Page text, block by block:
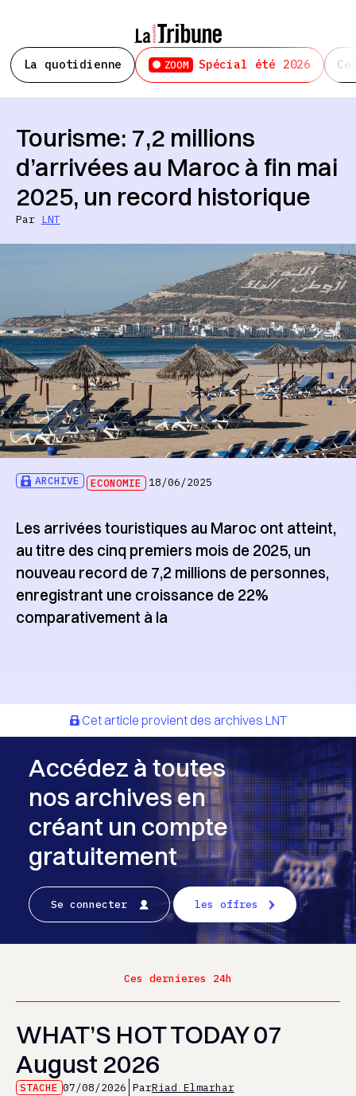
La quotidienne ZOOM Spécial été 2026
ARCHIVE ECONOMIE 18/06/2025
Tourisme: 7,2 millions
d’arrivées au Maroc à fin mai
2025, un record historique
Par LNT
Les arrivées touristiques au Maroc ont atteint,
au titre des cinq premiers mois de 2025, un
nouveau record de 7,2 millions de personnes,
enregistrant une croissance de 22%
comparativement à la
Cet article provient des archives LNT
Accédez à toutes
nos archives en
créant un compte
gratuitement
Se connecter les offres
Ces dernieres 24h
WHAT’S HOT TODAY 07
August 2026
STACHE 07/08/2026 ParRiad Elmarhar